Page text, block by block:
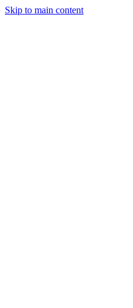
Skip to main content